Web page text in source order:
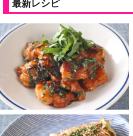
最新レシピ